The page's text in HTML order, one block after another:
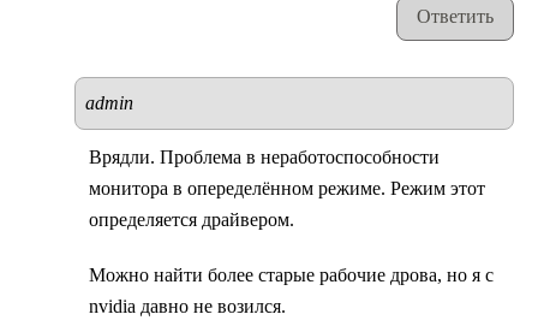
Ответить
admin
Врядли. Проблема в неработоспособности
монитора в опеределённом режиме. Режим этот
определяется драйвером.
Можно найти более старые рабочие дрова, но я с
nvidia давно не возился.